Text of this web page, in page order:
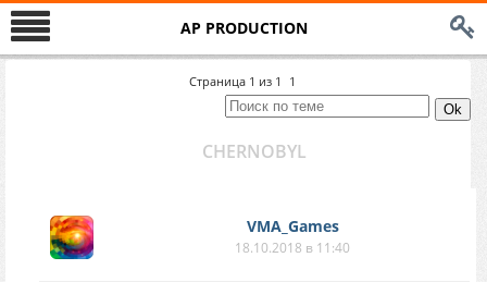
AP PRODUCTION
Страница 1 из 1 1
CHERNOBYL
VMA_Games
18.10.2018 в 11:40